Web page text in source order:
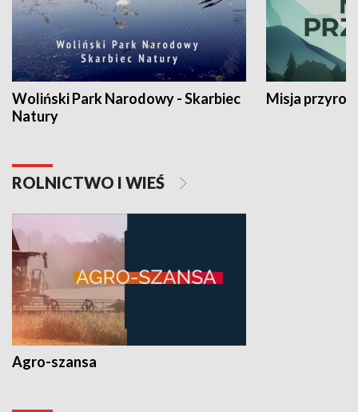
Woliński Park Narodowy - Skarbiec
Natury
Misja
ROLNICTWO I WIEŚ
Agro-szansa